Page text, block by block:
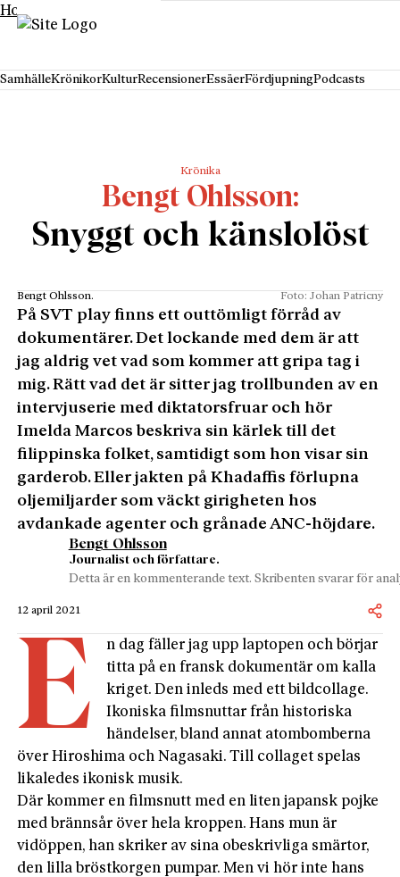
Hoppa till innehåll
SamhälleKrönikorKulturRecensionerEssäerFördjupningPodcasts
Krönika
Bengt Ohlsson
Snyggt och känslolöst
Bengt Ohlsson. Foto: Johan Patricny
På SVT play finns ett outtömligt förråd av
dokumentärer. Det lockande med dem är att
jag aldrig vet vad som kommer att gripa tag i
mig. Rätt vad det är sitter jag trollbunden av en
intervjuserie med diktatorsfruar och hör
Imelda Marcos beskriva sin kärlek till det
filippinska folket, samtidigt som hon visar sin
garderob. Eller jakten på Khadaffis förlupna
oljemiljarder som väckt girigheten hos
avdankade agenter och grånade ANC-höjdare.
Bengt Ohlsson
Journalist och författare.
Detta är en kommenterande text. Skribenten svarar för
12 april 2021
E
n dag fäller jag upp laptopen och börjar
titta på en fransk dokumentär om kalla
kriget. Den inleds med ett bildcollage.
Ikoniska filmsnuttar från historiska
händelser, bland annat atombomberna
över Hiroshima och Nagasaki. Till collaget spelas
likaledes ikonisk musik.
Där kommer en filmsnutt med en liten japansk pojke
med brännsår över hela kroppen. Hans mun är
vidöppen, han skriker av sina obeskrivliga smärtor,
den lilla bröstkorgen pumpar. Men vi hör inte hans